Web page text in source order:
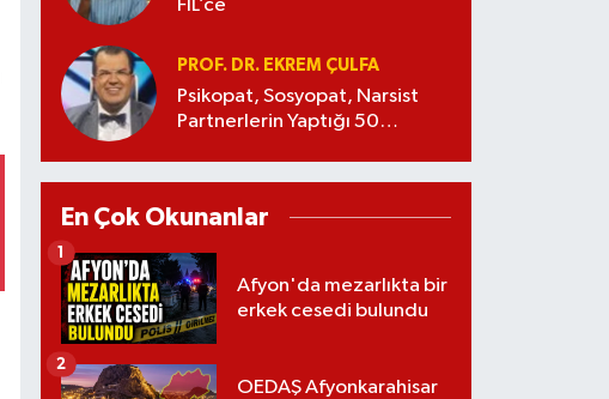
FİL’ce
PROF. DR. EKREM ÇULFA
Psikopat, Sosyopat, Narsist
Partnerlerin Yaptığı 50
En Çok Okunanlar
Afyon'da mezarlıkta bir
erkek cesedi bulundu
1
OEDAŞ Afyonkarahisar
2